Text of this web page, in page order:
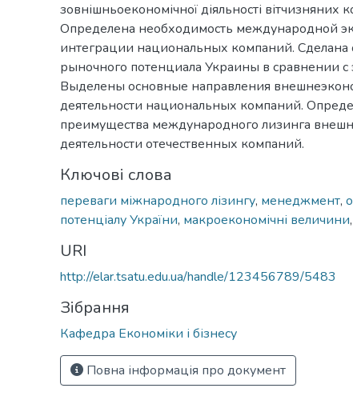
зовнішньоекономічної діяльності вітчизняних
Определена необходимость международной
интеграции национальных компаний.
рыночного потенциала Украины в сравнении
Выделены основные направления
деятельности национальных компаний.
преимущества международного лизинга
деятельности отечественных компаний.
Ключові слова
переваги міжнародного лізингу, менеджмент,
потенціалу України, макроекономічні величини,
URI
http://elar.tsatu.edu.ua/handle/123456789/5483
Зібрання
Кафедра Економіки і бізнесу
Повна інформація про документ